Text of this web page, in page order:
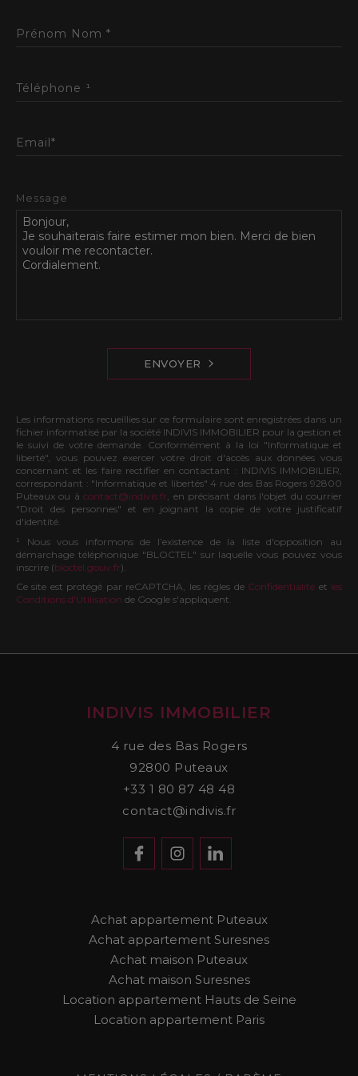
Prénom Nom *
Téléphone ¹
Email*
Message
ENVOYER
Les informations recueillies sur ce formulaire sont enregistrées dans un
fichier informatisé par la société INDIVIS IMMOBILIER pour la gestion et
le suivi de votre demande. Conformément à la loi "Informatique et
liberté", vous pouvez exercer votre droit d'accès aux données vous
concernant et les faire rectifier en contactant : INDIVIS IMMOBILIER,
correspondant : "Informatique et libertés" 4 rue des Bas Rogers 92800
Puteaux ou àcontact@indivis.fr, en précisant dans l'objet du courrier
"Droit des personnes" et en joignant la copie de votre justificatif
d'identité.
¹ Nous vous informons de l’existence de la liste d'opposition au
démarchage téléphonique "BLOCTEL" sur laquelle vous pouvez vous
inscrire (bloctel.gouv.fr).
Ce site est protégé par reCAPTCHA, les règles de Confidentialité et les
Conditions d'Utilisation de Google s'appliquent.
INDIVIS IMMOBILIER
4 rue des Bas Rogers
92800 Puteaux
+33 1 80 87 48 48
contact@indivis.fr
Achat appartement Puteaux
Achat appartement Suresnes
Achat maison Puteaux
Achat maison Suresnes
Location appartement Hauts de Seine
Location appartement Paris